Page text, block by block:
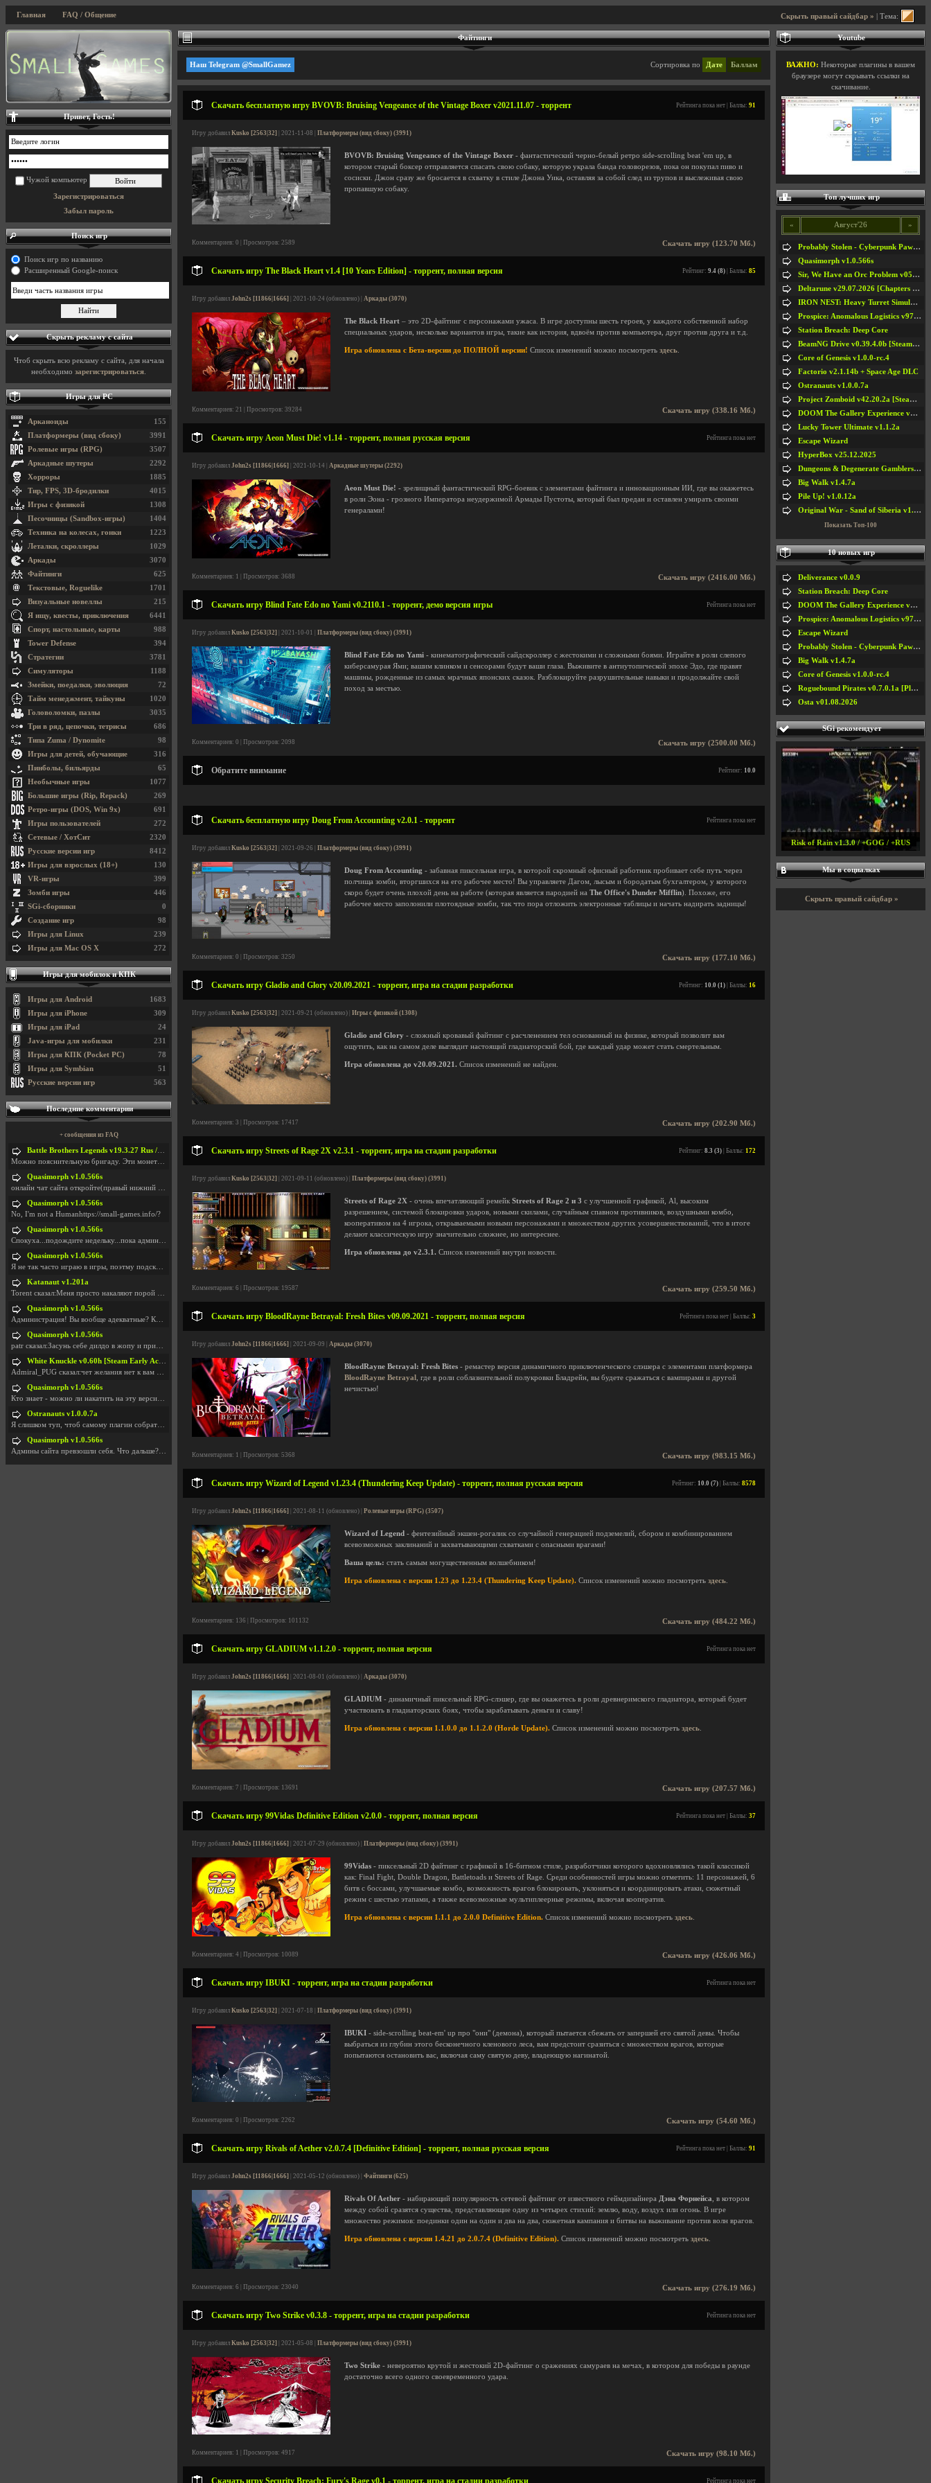
Скрыть правый сайдбар » | Тема:
Главная FAQ / Общение
Файтинги
Сортировка по Дате Баллам
Наш Telegram @SmallGamez
Скачать бесплатную игру BVOVB: Bruising Vengeance of the Vintage Boxer v2021.11.07 - торрент Рейтинга пока нет | Баллы: 91
Игру добавил Kusko [2563|32] | 2021-11-08 | Платформеры (вид сбоку) (3991)
BVOVB: Bruising Vengeance of the Vintage Boxer - фантастический черно-белый ретро side-scrolling beat 'em up, в
котором старый боксер отправляется спасать свою собаку, которую украла банда головорезов, пока он покупал пиво и
сосиски. Джон сразу же бросается в схватку в стиле Джона Уика, оставляя за собой след из трупов и выслеживая свою
пропавшую собаку.
Скачать игру (123.70 Мб.)
Комментариев: 0 | Просмотров: 2589
Скачать игру The Black Heart v1.4 [10 Years Edition] - торрент, полная версия Рейтинг: 9.4 (8) | Баллы: 85
Игру добавил John2s [11866|1666] | 2021-10-24 (обновлено) | Аркады (3070)
The Black Heart – это 2D-файтинг с персонажами ужаса. В игре доступны шесть героев, у каждого собственной набор
специальных ударов, несколько вариантов игры, такие как история, вдвоём против компьютера, друг против друга и т.д.
Игра обновлена с Бета-версии до ПОЛНОЙ версии! Список изменений можно посмотреть здесь
Скачать игру (338.16 Мб.)
Комментариев: 21 | Просмотров: 39284
Скачать игру Aeon Must Die! v1.14 - торрент, полная русская версия Рейтинга пока нет
Игру добавил John2s [11866|1666] | 2021-10-14 | Аркадные шутеры (2292)
Aeon Must Die! - зрелищный фантастический RPG-боевик с элементами файтинга и инновационным ИИ, где вы окажетесь
в роли Эона - грозного Императора неудержимой Армады Пустоты, который был предан и оставлен умирать своими
генералами!
Скачать игру (2416.00 Мб.)
Комментариев: 1 | Просмотров: 3688
Скачать игру Blind Fate Edo no Yami v0.2110.1 - торрент, демо версия игры Рейтинга пока нет
Игру добавил Kusko [2563|32] | 2021-10-01 | Платформеры (вид сбоку) (3991)
Blind Fate Edo no Yami - кинематографический сайдскроллер с жестокими и сложными боями. Играйте в роли слепого
киберсамурая Ями; вашим клинком и сенсорами будут ваши глаза. Выживите в антиутопической эпохе Эдо, где правят
машины, рожденные из самых мрачных японских сказок. Разблокируйте разрушительные навыки и продолжайте свой
поход за местью.
Скачать игру (2500.00 Мб.)
Комментариев: 0 | Просмотров: 2098
Обратите внимание Рейтинг: 10.0
Скачать бесплатную игру Doug From Accounting v2.0.1 - торрент Рейтинга пока нет
Игру добавил Kusko [2563|32] | 2021-09-26 | Платформеры (вид сбоку) (3991)
Doug From Accounting - забавная пиксельная игра, в которой скромный офисный работник пробивает себе путь через
полчища зомби, вторгшихся на его рабочее место! Вы управляете Дагом, лысым и бородатым бухгалтером, у которого
скоро будет очень плохой день на работе (которая является пародией на The Office's Dunder Mifflin). Похоже, его
рабочее место заполонили плотоядные зомби, так что пора отложить электронные таблицы и начать надирать задницы!
Скачать игру (177.10 Мб.)
Комментариев: 0 | Просмотров: 3250
Скачать игру Gladio and Glory v20.09.2021 - торрент, игра на стадии разработки Рейтинг: 10.0 (1) | Баллы: 16
Игру добавил Kusko [2563|32] | 2021-09-21 (обновлено) | Игры с физикой (1308)
Gladio and Glory - сложный кровавый файтинг с расчленением тел основанный на физике, который позволит вам
ощутить, как на самом деле выглядит настоящий гладиаторский бой, где каждый удар может стать смертельным.
Игра обновлена до v20.09.2021. Список изменений не найден.
Скачать игру (202.90 Мб.)
Комментариев: 3 | Просмотров: 17417
Скачать игру Streets of Rage 2X v2.3.1 - торрент, игра на стадии разработки Рейтинг: 8.3 (3) | Баллы: 172
Игру добавил Kusko [2563|32] | 2021-09-11 (обновлено) | Платформеры (вид сбоку) (3991)
Streets of Rage 2X - очень впечатляющий ремейк Streets of Rage 2 и 3 с улучшенной графикой, Al, высоким
разрешением, системой блокировки ударов, новыми скилами, случайным спавном противников, воздушными комбо,
кооперативом на 4 игрока, открываемыми новыми персонажами и множеством других усовершенствований, что в итоге
делают классическую игру значительно сложнее, но интереснее.
Игра обновлена до v2.3.1. Список изменений внутри новости.
Скачать игру (259.50 Мб.)
Комментариев: 6 | Просмотров: 19587
Скачать игру BloodRayne Betrayal: Fresh Bites v09.09.2021 - торрент, полная версия Рейтинга пока нет | Баллы: 3
Игру добавил John2s [11866|1666] | 2021-09-09 | Аркады (3070)
BloodRayne Betrayal: Fresh Bites - ремастер версия динамичного приключенческого слэшера с элементами платформера
BloodRayne Betrayal
, где в роли соблазнительной полукровки Бладрейн, вы будете сражаться с вампирами и другой
нечистью!
Скачать игру (983.15 Мб.)
Комментариев: 1 | Просмотров: 5368
Скачать игру Wizard of Legend v1.23.4 (Thundering Keep Update) - торрент, полная русская версия Рейтинг: 10.0 (7) | Баллы: 8578
Игру добавил John2s [11866|1666] | 2021-08-11 (обновлено) | Ролевые игры (RPG) (3507)
Wizard of Legend - фентезийный экшен-рогалик со случайной генерацией подземелий, сбором и комбинированием
всевозможных заклинаний и захватывающими схватками с опасными врагами!
Ваша цель: стать самым могущественным волшебником!
Игра обновлена с версии 1.23 до 1.23.4 (Thundering Keep Update). Список изменений можно посмотреть здесь
Скачать игру (484.22 Мб.)
Комментариев: 136 | Просмотров: 101132
Скачать игру GLADIUM v1.1.2.0 - торрент, полная версия Рейтинга пока нет
Игру добавил John2s [11866|1666] | 2021-08-01 (обновлено) | Аркады (3070)
GLADIUM - динамичный пиксельный RPG-слэшер, где вы окажетесь в роли древнеримского гладиатора, который будет
участвовать в гладиаторских боях, чтобы зарабатывать деньги и славу!
Игра обновлена с версии 1.1.0.0 до 1.1.2.0 (Horde Update). Список изменений можно посмотреть здесь
Скачать игру (207.57 Мб.)
Комментариев: 7 | Просмотров: 13691
Скачать игру 99Vidas Definitive Edition v2.0.0 - торрент, полная версия Рейтинга пока нет | Баллы: 37
Игру добавил John2s [11866|1666] | 2021-07-29 (обновлено) | Платформеры (вид сбоку) (3991)
99Vidas - пиксельный 2D файтинг с графикой в 16-битном стиле, разработчики которого вдохновлялись такой классикой
как: Final Fight, Double Dragon, Battletoads и Streets of Rage. Среди особенностей игры можно отметить: 11 персонажей, 6
битв с боссами, улучшаемые комбо, возможность врагов блокировать, уклоняться и координировать атаки, сюжетный
режим с шестью этапами, а также всевозможные мультиплеерные режимы, включая кооператив.
Игра обновлена с версии 1.1.1 до 2.0.0 Definitive Edition. Список изменений можно посмотреть здесь
Скачать игру (426.06 Мб.)
Комментариев: 4 | Просмотров: 10089
Скачать игру IBUKI - торрент, игра на стадии разработки Рейтинга пока нет
Игру добавил Kusko [2563|32] | 2021-07-18 | Платформеры (вид сбоку) (3991)
IBUKI - side-scrolling beat-em' up про "они" (демона), который пытается сбежать от запершей его святой девы. Чтобы
выбраться из глубин этого бесконечного кленового леса, вам предстоит сразиться с множеством врагов, которые
попытаются остановить вас, включая саму святую деву, владеющую нагинатой.
Скачать игру (54.60 Мб.)
Комментариев: 0 | Просмотров: 2262
Скачать игру Rivals of Aether v2.0.7.4 [Definitive Edition] - торрент, полная русская версия Рейтинга пока нет | Баллы: 91
Игру добавил John2s [11866|1666] | 2021-05-12 (обновлено) | Файтинги (625)
Rivals Of Aether - набирающий популярность сетевой файтинг от известного геймдизайнера Дэна Форнейса , в котором
между собой сразятся существа, представляющие одну из четырех стихий: землю, воду, воздух или огонь. В игре
множество режимов: поединки один на один и два на два, сюжетная кампания и битвы на выживание против волн врагов.
Игра обновлена с версии 1.4.21 до 2.0.7.4 (Definitive Edition). Список изменений можно посмотреть здесь
Скачать игру (276.19 Мб.)
Комментариев: 6 | Просмотров: 23040
Скачать игру Two Strike v0.3.8 - торрент, игра на стадии разработки Рейтинга пока нет
Игру добавил Kusko [2563|32] | 2021-05-08 | Платформеры (вид сбоку) (3991)
Two Strike - невероятно крутой и жестокий 2D-файтинг о сражениях самураев на мечах, в котором для победы в раунде
достаточно всего одного своевременного удара.
Скачать игру (98.10 Мб.)
Комментариев: 1 | Просмотров: 4917
Скачать игру Security Breach: Fury's Rage v0.1 - торрент, игра на стадии разработки Рейтинга пока нет
Привет, Гость!
Чужой компьютер
Зарегистрироваться
Забыл пароль
Поиск игр
Поиск игр по названию
Расширенный Google-поиск
Скрыть рекламу с сайта
Чтоб скрыть всю рекламу с сайта, для начала
необходимо зарегистрироваться
Игры для PC
155
Арканоиды
3991
Платформеры (вид сбоку)
3507
Ролевые игры (RPG)
2292
Аркадные шутеры
1885
Хорроры
4015
Тир, FPS, 3D-бродилки
1308
Игры с физикой
1404
Песочницы (Sandbox-игры)
1223
Техника на колесах, гонки
1029
Леталки, скроллеры
3070
Аркады
625
Файтинги
1701
Текстовые, Roguelike
215
Визуальные новеллы
6441
Я ищу, квесты, приключения
988
Спорт, настольные, карты
394
Tower Defense
3781
Стратегии
1188
Симуляторы
72
Змейки, поедалки, эволюция
1020
Тайм менеджмент, тайкуны
3035
Головоломки, пазлы
686
Три в ряд, цепочки, тетрисы
98
Типа Zuma / Dynomite
316
Игры для детей, обучающие
65
Пинболы, бильярды
1077
Необычные игры
269
Большие игры (Rip, Repack)
691
Ретро-игры (DOS, Win 9x)
272
Игры пользователей
2320
Сетевые / ХотСит
8412
Русские версии игр
130
Игры для взрослых (18+)
399
VR-игры
446
Зомби игры
0
SGi-сборники
98
Создание игр
239
Игры для Linux
272
Игры для Mac OS X
Игры для мобилок и КПК
1683
Игры для Android
309
Игры для iPhone
24
Игры для iPad
231
Java-игры для мобилки
78
Игры для КПК (Pocket PC)
51
Игры для Symbian
563
Русские версии игр
Последние комментарии
+ сообщения из FAQ
Battle Brothers Legends v19.3.27 Rus / + Battle Brothers Legends v19.3.39 Eng
Можно пояснительную бригаду. Эти монетки, они в ка
Quasimorph v1.0.566s
онлайн чат сайта откройте(правый нижний угол экран
Quasimorph v1.0.566s
No, I'm not a Humanhttps://small-games.info/?
Quasimorph v1.0.566s
Спокуха...подождите недельку...пока админов отпуст
Quasimorph v1.0.566s
Я не так часто играю в игры, поэтму подсказка про
Katanaut v1.201a
Torent сказал:Меня просто накаляют порой речи о то
Quasimorph v1.0.566s
Администрация! Вы вообще адекватные? Какие монетки
Quasimorph v1.0.566s
patr сказал:Засунь себе дилдо в жопу и пришли фотк
White Knuckle v0.60h [Steam Early Access]
Admiral_PUG сказал:чет желания нет к вам сюда захо
Quasimorph v1.0.566s
Кто знает - можно ли накатить на эту версию моды?
Ostranauts v1.0.0.7a
Я слишком туп, чтоб самому плагин собрать. И что-т
Quasimorph v1.0.566s
Админы сайта превзошли себя. Что дальше? Засунь се
Youtube
ВАЖНО: Некоторые плагины в вашем
браузере могут скрывать ссылки на
скачивание.
Топ лучших игр
« Август'26 »
Probably Stolen - Cyberpunk Pawnshop Simulator v048c [Playtest]
Quasimorph v1.0.566s
Sir, We Have an Orc Problem v05.08.2026
Deltarune v29.07.2026 [Chapters 1-5] / + RUS [Chapters 1-5]
IRON NEST: Heavy Turret Simulator v1.0a
Prospice: Anomalous Logistics v97 [Playtest]
Station Breach: Deep Core
BeamNG Drive v0.39.4.0b [Steam Early Access]
Core of Genesis v1.0.0-rc.4
Factorio v2.1.14b + Space Age DLC
Ostranauts v1.0.0.7a
Project Zomboid v42.20.2a [Steam Early Access]
DOOM The Gallery Experience v1.4.2
Lucky Tower Ultimate v1.1.2a
Escape Wizard
HyperBox v25.12.2025
Dungeons & Degenerate Gamblers v2.0.2a
Big Walk v1.4.7a
Pile Up! v1.0.12a
Original War - Sand of Siberia v1.6.30
Показать Топ-100
10 новых игр
Deliverance v0.0.9
Station Breach: Deep Core
DOOM The Gallery Experience v1.4.2
Prospice: Anomalous Logistics v97 [Playtest]
Escape Wizard
Probably Stolen - Cyberpunk Pawnshop Simulator v048c [Playtest]
Big Walk v1.4.7a
Core of Genesis v1.0.0-rc.4
Roguebound Pirates v0.7.0.1a [Playtest]
Osta v01.08.2026
SGi рекомендует
Risk of Rain v1.3.0 / +GOG / +RUS
Мы в социалках
Скрыть правый сайдбар »